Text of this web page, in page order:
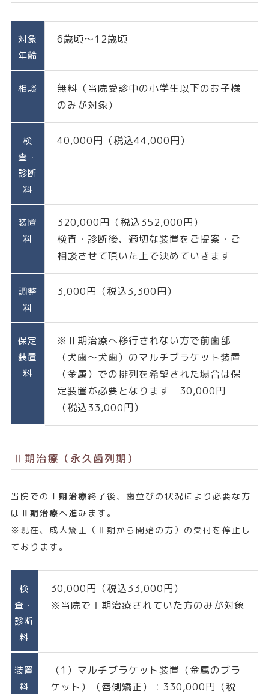
対象
年齢
6歳頃～12歳頃
相談
無料（当院受診中の小学生以下のお子様
のみが対象）
検
査・
診断
料
40,000円（税込44,000円）
装置
料
320,000円（税込352,000円）
検査・診断後、適切な装置をご提案・ご
相談させて頂いた上で決めていきます
調整
料
3,000円（税込3,300円）
保定
装置
料
※Ⅱ期治療へ移行されない方で前歯部
（犬歯～犬歯）のマルチブラケット装置
（金属）での排列を希望された場合は保
定装置が必要となります 30,000円
（税込33,000円）
Ⅱ期治療（永久歯列期）
当院での Ⅰ期治療終了後、歯並びの状況により必要な方
は Ⅱ期治療へ進みます。
※現在、成人矯正（Ⅱ期から開始の方）の受付を停止し
ております。
検
査・
診断
料
30,000円（税込33,000円）
※当院でⅠ期治療されていた方のみが対象
装置
料
（1）マルチブラケット装置（金属のブラ
ケット）（唇側矯正）：330,000円（税